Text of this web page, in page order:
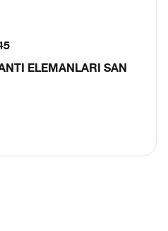
ELEMANLARI SAN